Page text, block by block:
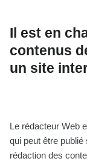
Il est en
contenus
un site
Le rédacteur Web
qui peut être
rédaction des